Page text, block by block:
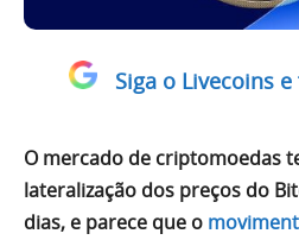
Siga o Livecoins
O mercado de criptomoedas
lateralização dos preços do
dias, e parece que o